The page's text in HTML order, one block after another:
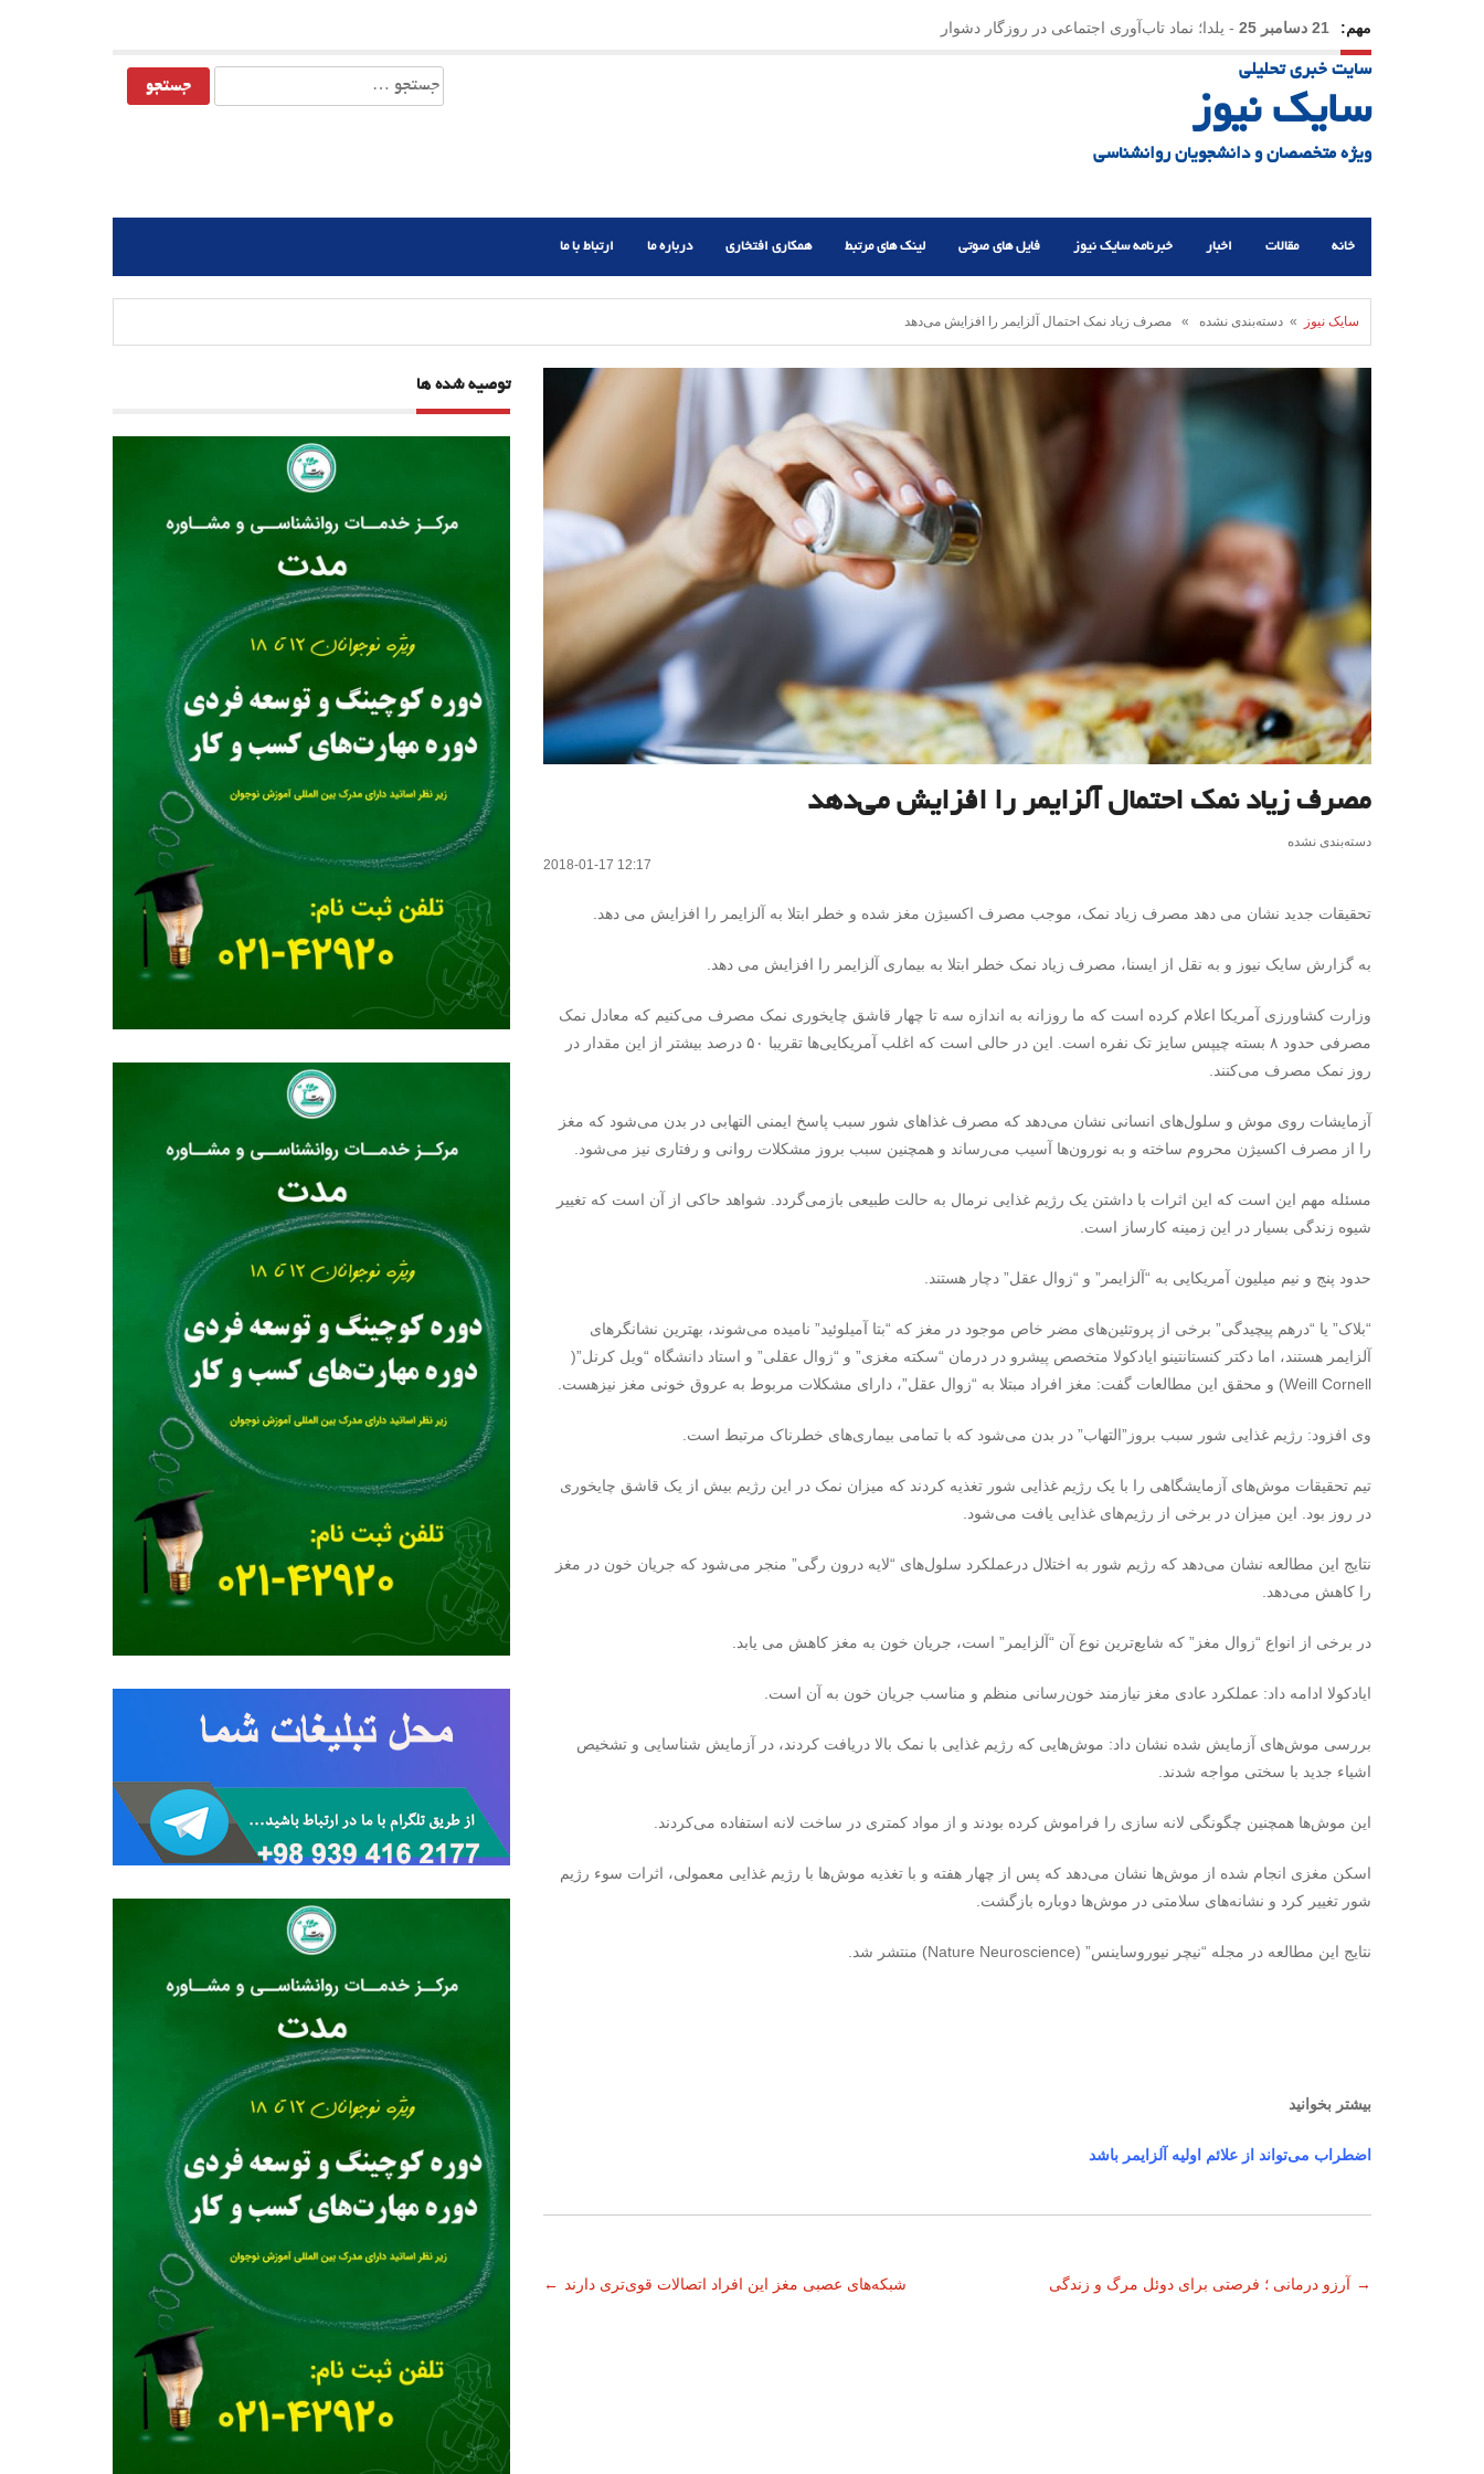
مهم: 21 دسامبر 25 - یلدا؛ نماد تاب‌آوری اجتماعی در روزگار دشوار
سایت خبری تحلیلی
سایک نیوز
ویژه متخصصان و دانشجویان روانشناسی
جستجو
برای:
خانه مقالات اخبار خبرنامه سایک نیوز فایل های صوتی لینک های مرتبط همکاری افتخاری درباره ما ارتباط با ما
سایک نیوز » دسته‌بندی نشده » مصرف زیاد نمک احتمال آلزایمر را افزایش می‌دهد
مصرف زیاد نمک احتمال آلزایمر را افزایش می‌دهد
دسته‌بندی نشده
2018-01-17 12:17
تحقیقات جدید نشان می دهد مصرف زیاد نمک، موجب مصرف اکسیژن مغز شده و خطر ابتلا به آلزایمر را افزایش می دهد.
به گزارش سایک نیوز و به نقل از ایسنا، مصرف زیاد نمک خطر ابتلا به بیماری آلزایمر را افزایش می دهد.
وزارت کشاورزی آمریکا اعلام کرده است که ما روزانه به اندازه سه تا چهار قاشق چایخوری نمک مصرف می‌کنیم که معادل نمک
مصرفی حدود ۸ بسته چیپس سایز تک نفره است. این در حالی است که اغلب آمریکایی‌ها تقریبا ۵۰ درصد بیشتر از این مقدار در
روز نمک مصرف می‌کنند.
آزمایشات روی موش و سلول‌های انسانی نشان می‌دهد که مصرف غذاهای شور سبب پاسخ ایمنی التهابی در بدن می‌شود که مغز
را از مصرف اکسیژن محروم ساخته و به نورون‌ها آسیب می‌رساند و همچنین سبب بروز مشکلات روانی و رفتاری نیز می‌شود.
مسئله مهم این است که این اثرات با داشتن یک رژیم غذایی نرمال به حالت طبیعی بازمی‌گردد. شواهد حاکی از آن است که تغییر
شیوه زندگی بسیار در این زمینه کارساز است.
حدود پنج و نیم میلیون آمریکایی به “آلزایمر” و “زوال عقل” دچار هستند.
“بلاک” یا “درهم پیچیدگی” برخی از پروتئین‌های مضر خاص موجود در مغز که “بتا آمیلوئید” نامیده می‌شوند، بهترین نشانگرهای
آلزایمر هستند، اما دکتر کنستانتینو ایادکولا متخصص پیشرو در درمان “سکته مغزی” و “زوال عقلی” و استاد دانشگاه “ویل کرنل”(
Weill Cornell) و محقق این مطالعات گفت: مغز افراد مبتلا به “زوال عقل”، دارای مشکلات مربوط به عروق خونی مغز نیزهست.
وی افزود: رژیم غذایی شور سبب بروز”التهاب” در بدن می‌شود که با تمامی بیماری‌های خطرناک مرتبط است.
تیم تحقیقات موش‌های آزمایشگاهی را با یک رژیم غذایی شور تغذیه کردند که میزان نمک در این رژیم بیش از یک قاشق چایخوری
در روز بود. این میزان در برخی از رژیم‌های غذایی یافت می‌شود.
نتایج این مطالعه نشان می‌دهد که رژیم شور به اختلال درعملکرد سلول‌های “لایه درون رگی” منجر می‌شود که جریان خون در مغز
را کاهش می‌دهد.
در برخی از انواع “زوال مغز” که شایع‌ترین نوع آن “آلزایمر” است، جریان خون به مغز کاهش می یابد.
ایادکولا ادامه داد: عملکرد عادی مغز نیازمند خون‌رسانی منظم و مناسب جریان خون به آن است.
بررسی موش‌های آزمایش شده نشان داد: موش‌هایی که رژیم غذایی با نمک بالا دریافت کردند، در آزمایش شناسایی و تشخیص
اشیاء جدید با سختی مواجه شدند.
این موش‌ها همچنین چگونگی لانه سازی را فراموش کرده بودند و از مواد کمتری در ساخت لانه استفاده می‌کردند.
اسکن مغزی انجام شده از موش‌ها نشان می‌دهد که پس از چهار هفته و با تغذیه موش‌ها با رژیم غذایی معمولی، اثرات سوء رژیم
شور تغییر کرد و نشانه‌های سلامتی در موش‌ها دوباره بازگشت.
نتایج این مطالعه در مجله “نیچر نیوروساینس” (Nature Neuroscience) منتشر شد.
بیشتر بخوانید
اضطراب می‌تواند از علائم اولیه آلزایمر باشد
ناوبری
← شبکه‌های عصبی مغز این افراد اتصالات قوی‌تری دارند آرزو درمانی ؛ فرصتی برای دوئل مرگ و زندگی →
توصیه شده ها